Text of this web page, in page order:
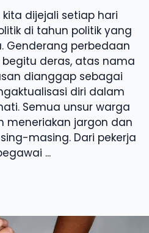
kita dijejali setiap hari
di tahun politik yang
Genderang perbedaan
deras, atas nama
dianggap sebagai
diri dalam
Semua unsur warga
meneriakan jargon dan
masing. Dari pekerja
...